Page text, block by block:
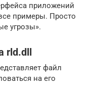
приложений
примеры. Просто
угрозы».
файл
на его